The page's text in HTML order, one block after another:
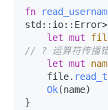
fn
let mut
// ? 运算符传播
let mut
    file.
Ok(name)
}